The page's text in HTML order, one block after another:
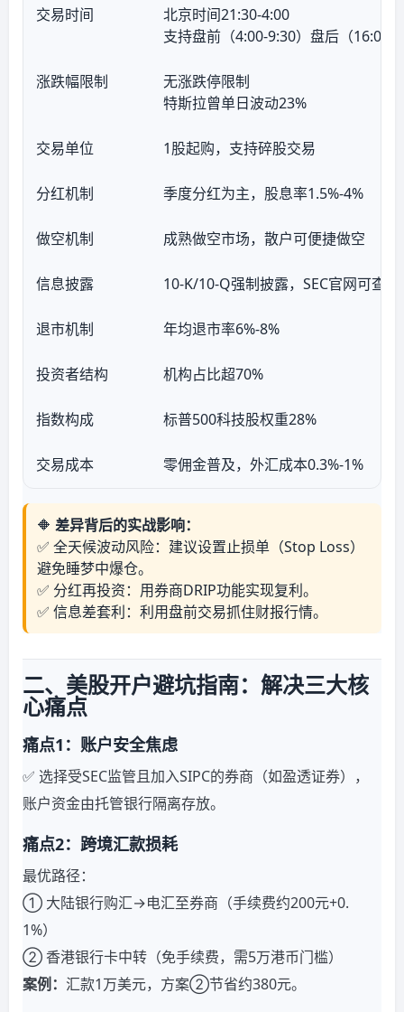
交易时间
北京时间21:30-4:00
支持盘前（4:00-9:30）盘后（16:00-
涨跌幅限制
无涨跌停限制
特斯拉曾单日波动23%
交易单位 1股起购，支持碎股交易
分红机制 季度分红为主，股息率1.5%-4%
做空机制 成熟做空市场，散户可便捷做空
信息披露 10-K/10-Q强制披露，SEC官网可查
退市机制 年均退市率6%-8%
投资者结构 机构占比超70%
指数构成 标普500科技股权重28%
交易成本 零佣金普及，外汇成本0.3%-1%
🔶 差异背后的实战影响：
✅ 全天候波动风险：建议设置止损单（Stop Loss）
避免睡梦中爆仓。
✅ 分红再投资：用券商DRIP功能实现复利。
✅ 信息差套利：利用盘前交易抓住财报行情。
二、美股开户避坑指南：解决三大核
心痛点
痛点1：账户安全焦虑
✅ 选择受SEC监管且加入SIPC的券商（如盈透证券），
账户资金由托管银行隔离存放。
痛点2：跨境汇款损耗
最优路径：
① 大陆银行购汇→电汇至券商（手续费约200元+0.
1%）
② 香港银行卡中转（免手续费，需5万港币门槛）
案例： 汇款1万美元，方案②节省约380元。